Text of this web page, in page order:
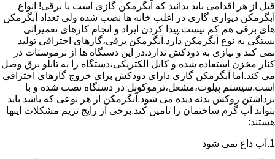
قبل از هر اقدامی باید بدانید که آبگرمکن گازی است یا برقی! انواع
آبگرمکن دیواری گازی در اغلب خانه ها نصب شده ولی تعداد آبگرمکن
های برقی هم کم نیست.پیدا کردن ایراد و انجام کارهای تعمیراتی
بستگی به نوع آبگرمکن دارد.آبگرمکن برقی،گازهای احتراقی تولید
نمی کند و نیازی به دودکش ندارد.در این دستگاه ها از ترموستات در
کنار مخزن استفاده شده و کابل الکتریکی،دستگاه را به تابلو برق وصل
می کند.اما آبگرمکن گازی دارای دودکش برای خروج گازهای احتراقی
است.سیستم پیلوت،مشعل،ترموکوبل در دستگاه نصب شده و با
برداشتن روکش بدنه دیده می شود.آبگرمکن از هر نوعی که باشد باید
بتواند آب گرم ساختمان را تامین کند.برخی از رایج تریم مشکلات اینها
هستند:
1.آب داغ نمی شود